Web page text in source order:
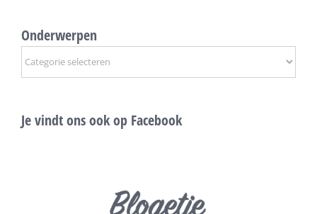
Onderwerpen
Onderwerpen
Je vindt ons ook op Facebook